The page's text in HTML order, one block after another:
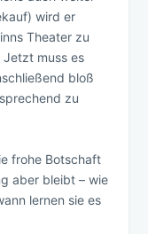
wird er
Theater zu
Jetzt muss es
bloß
zu
frohe Botschaft
aber bleibt – wie
lernen sie es